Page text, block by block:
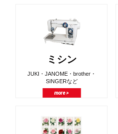
ミシン
JUKI・JANOME・brother・
SINGERなど
more >